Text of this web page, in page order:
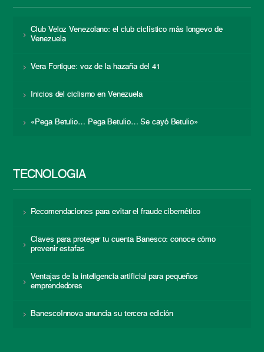
Club Veloz Venezolano: el club ciclístico más longevo de
Venezuela
Vera Fortique: voz de la hazaña del 41
Inicios del ciclismo en Venezuela
«Pega Betulio… Pega Betulio… Se cayó Betulio»
TECNOLOGÍA
Recomendaciones para evitar el fraude cibernético
Claves para proteger tu cuenta Banesco: conoce cómo
prevenir estafas
Ventajas de la inteligencia artificial para pequeños
emprendedores
BanescoInnova anuncia su tercera edición